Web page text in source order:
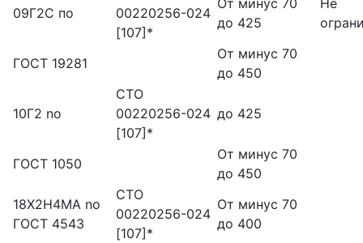
09Г2С пo
00220256-024
[107]*
От минус 70
до 425
Не
ГОСТ 19281
От минус 70
до 450
10Г2 no
СТО
00220256-024
[107]*
до 425
ГОСТ 1050
От минус 70
до 450
18X2H4MA no
ГОСТ 4543
СТО
00220256-024
[107]*
От минус 70
до 400